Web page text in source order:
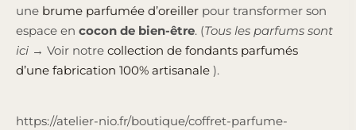
une brume parfumée d’oreiller pour transformer son
espace en cocon de bien-être. (Tous les parfums sont
ici → Voir notre collection de fondants parfumés
d’une fabrication 100% artisanale ).
https://atelier-nio.fr/boutique/coffret-parfume-